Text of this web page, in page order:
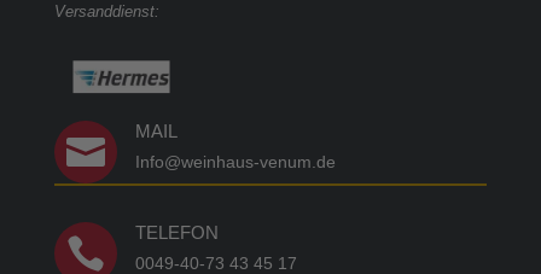
Versanddienst:

MAIL
Info@weinhaus-venum.de

TELEFON
0049-40-73 43 45 17